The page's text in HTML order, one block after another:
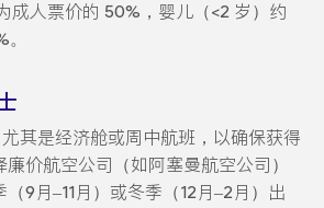
成人票价的 50%，婴儿（<2 岁）约
其是经济舱或周中航班，以确保获得
价航空公司（如阿塞曼航空公司）
9月–11月）或冬季（12月–2月）出